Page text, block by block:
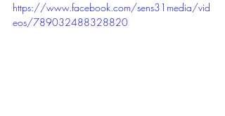
https://www.facebook.com/sens31media/vid
eos/789032488328820